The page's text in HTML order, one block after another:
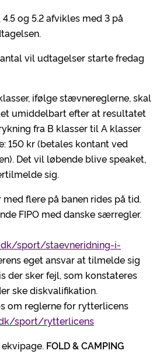
4.5 og 5.2 afvikles med 3 på
vil udtagelser starte fredag
ifølge stævnereglerne, skal
umiddelbart efter at resultatet
fra B klasser til A klasser
150 kr (betales kontant ved
Det vil løbende blive speaket,
sig.
flere på banen rides på tid.
FIPO med danske særregler.
sport/staevneridning-i-
eget ansvar at tilmelde sig
der sker fejl, som konstateres
ske diskvalifikation.
om reglerne for rytterlicens
sport/rytterlicens
FOLD & CAMPING